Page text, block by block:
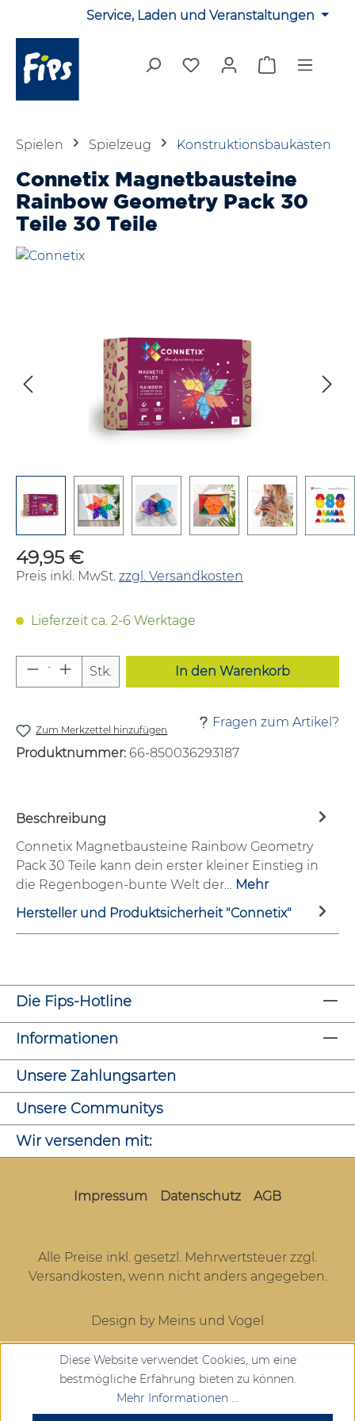
Zum Hauptinhalt springenService, Laden und Veranstaltungen
Du hast 0 Produkte auf
Warenkorb
Spielen Spielzeug Konstruktionsbaukästen
Connetix Magnetbausteine
Rainbow Geometry Pack 30
Teile 30 Teile
Regulärer Preis:
49,95 €
Preis inkl. MwSt. zzgl. Versandkosten
Lieferzeit ca. 2-6 Werktage
Produkt Anzahl: Gib den
Stk. In den Warenkorb
Zum Merkzettel hinzufügen
Fragen zum Artikel?
Produktnummer: 66-850036293187
Beschreibung
Connetix Magnetbausteine Rainbow Geometry
Pack 30 Teile kann dein erster kleiner Einstieg in
die Regenbogen-bunte Welt der… Mehr
Hersteller und Produktsicherheit "Connetix"
Die Fips-Hotline
Informationen
Unsere Zahlungsarten
Unsere Communitys
Wir versenden mit:
Impressum Datenschutz AGB
Alle Preise inkl. gesetzl. Mehrwertsteuer zzgl.
Versandkosten, wenn nicht anders angegeben.
Design by Meins und Vogel
Diese Website verwendet Cookies, um eine
bestmögliche Erfahrung bieten zu können.
Mehr Informationen ...
SEHR GUT (4.72 / 5)